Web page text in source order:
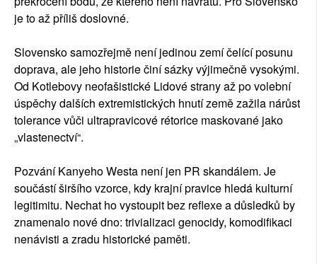
je to až příliš doslovné.
Slovensko samozřejmě není jedinou zemí čelící posunu
doprava, ale jeho historie činí sázky výjimečně vysokými.
Od Kotlebovy neofašistické Lidové strany až po volební
úspěchy dalších extremistických hnutí země zažila nárůst
tolerance vůči ultrapravicové rétorice maskované jako
„vlastenectví“.
Pozvání Kanyeho Westa není jen PR skandálem. Je
součástí širšího vzorce, kdy krajní pravice hledá kulturní
legitimitu. Nechat ho vystoupit bez reflexe a důsledků by
znamenalo nové dno: trivializaci genocidy, komodifikaci
nenávisti a zradu historické paměti.